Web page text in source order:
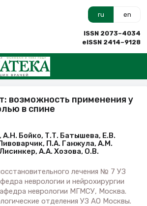
ru en
ISSN 2073–4034
eISSN 2414–9128
возможность применения у
в спине
А.Н. Бойко, Т.Т. Батышева, Е.В.
П.А. Ганжула, А.М.
А.А. Хозова, О.В.
лечения № 7 УЗ
неврологии и нейрохирургии
неврологии МГМСУ, Москва.
отделения УЗ АО Москвы.